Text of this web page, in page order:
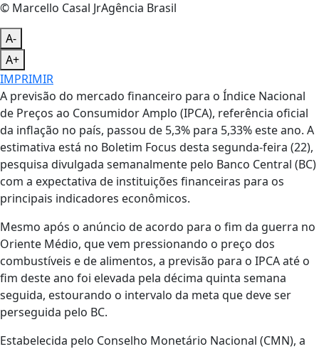
© Marcello Casal JrAgência Brasil
A-
A+
IMPRIMIR
A previsão do mercado financeiro para o Índice Nacional
de Preços ao Consumidor Amplo (IPCA), referência oficial
da inflação no país, passou de 5,3% para 5,33% este ano. A
estimativa está no Boletim Focus desta segunda-feira (22),
pesquisa divulgada semanalmente pelo Banco Central (BC)
com a expectativa de instituições financeiras para os
principais indicadores econômicos.
Mesmo após o anúncio de acordo para o fim da guerra no
Oriente Médio, que vem pressionando o preço dos
combustíveis e de alimentos, a previsão para o IPCA até o
fim deste ano foi elevada pela décima quinta semana
seguida, estourando o intervalo da meta que deve ser
perseguida pelo BC.
Estabelecida pelo Conselho Monetário Nacional (CMN), a